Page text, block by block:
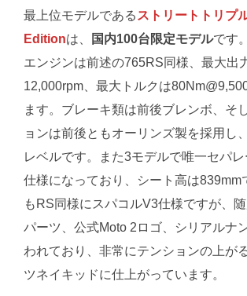
最上位モデルである ストリートトリプ
Editionは、 国内100台限定モデルです
エンジンは前述の765RS同様、最大出
12,000rpm、最大トルクは
ます。ブレーキ類は前後ブレンボ、そ
ョンは前後ともオーリンズ製を採用し
レベルです。また3モデルで唯一セパ
仕様になっており、シート高は839mm
もRS同様にスパコルV3仕様ですが、
パーツ、公式Moto 2ロゴ、シリアルナ
われており、非常にテンションの上が
ツネイキッドに仕上がっています。